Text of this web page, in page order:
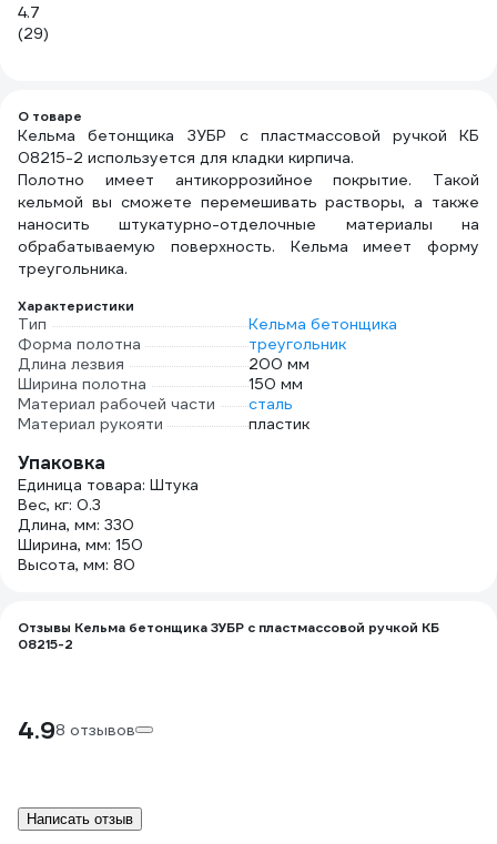
4.7
(29)
О товаре
Кельма бетонщика ЗУБР с пластмассовой ручкой КБ
08215-2 используется для кладки кирпича.
Полотно имеет антикоррозийное покрытие. Такой
кельмой вы сможете перемешивать растворы, а также
наносить штукатурно-отделочные материалы на
обрабатываемую поверхность. Кельма имеет форму
треугольника.
Характеристики
Тип
Кельма бетонщика
Форма полотна
треугольник
Длина лезвия
200 мм
Ширина полотна
150 мм
Материал рабочей части
сталь
Материал рукояти
пластик
Упаковка
Единица товара: Штука
Вес, кг: 0.3
Длина, мм: 330
Ширина, мм: 150
Высота, мм: 80
Отзывы Кельма бетонщика ЗУБР с пластмассовой ручкой КБ
08215-2
4.98 отзывов
Написать отзыв